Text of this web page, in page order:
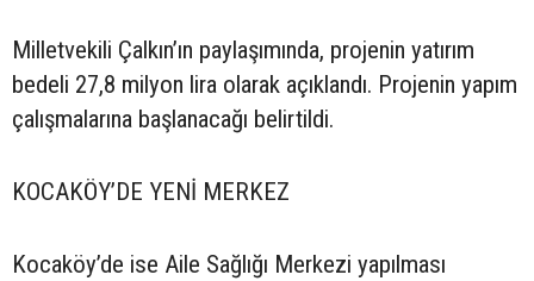
Milletvekili Çalkın’ın paylaşımında, projenin yatırım
bedeli 27,8 milyon lira olarak açıklandı. Projenin yapım
çalışmalarına başlanacağı belirtildi.
KOCAKÖY’DE YENİ MERKEZ
Kocaköy’de ise Aile Sağlığı Merkezi yapılması